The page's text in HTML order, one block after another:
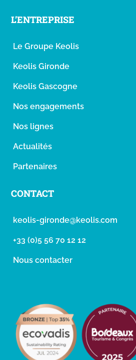
L’ENTREPRISE
Le Groupe Keolis
Keolis Gironde
Keolis Gascogne
Nos engagements
Nos lignes
Actualités
Partenaires
CONTACT
keolis-gironde@keolis.com
+33 (0)5 56 70 12 12
Nous contacter